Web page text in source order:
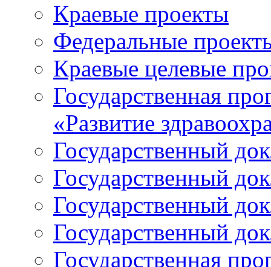
Краевые проекты
Федеральные
Краевые целевые
Государственная
«Развитие
Государственный
Государственный
Государственный
Государственный
Государственная